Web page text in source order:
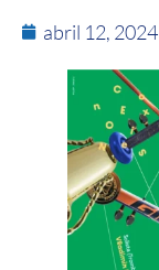
abril 12, 2024